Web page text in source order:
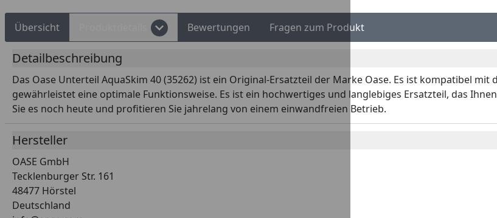
Übersicht Bewertungen Fragen zum Produkt
Detailbeschreibung
Das Oase Unterteil AquaSkim 40 (35262) ist ein Original-Ersatzteil der Marke Oase. Es ist kompatibel mit
gewährleistet eine optimale Funktionsweise. Es ist ein hochwertiges und langlebiges Ersatzteil, das
Sie es noch heute und profitieren Sie jahrelang von einem einwandfreien Betrieb.
Hersteller
OASE GmbH
Tecklenburger Str. 161
48477 Hörstel
Deutschland